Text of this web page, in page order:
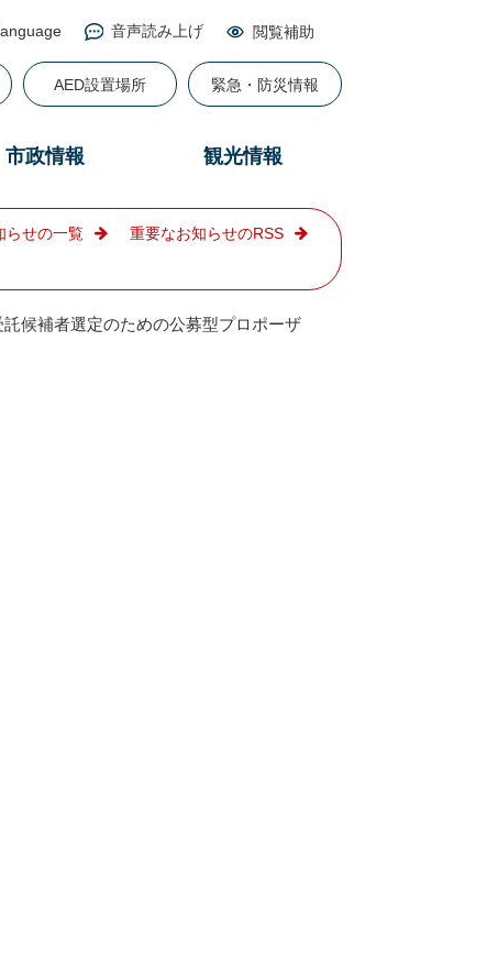
音声読み上げ 閲覧補助
AED設置場所 緊急・防災情報
市政情報 観光情報
らせの一覧 重要なお知らせのRSS
候補者選定のための公募型プロポーザ